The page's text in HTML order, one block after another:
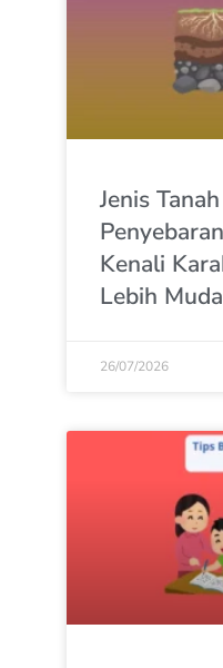
Jenis
Kenali
Lebih
26/07/2026